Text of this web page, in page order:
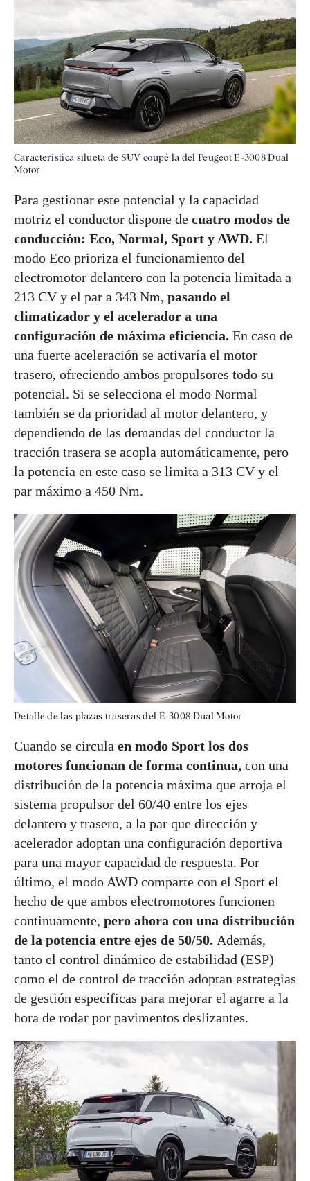
Característica silueta de SUV coupé la del Peugeot E-3008 Dual
Motor
Para gestionar este potencial y la capacidad
motriz el conductor dispone de cuatro modos de
conducción: Eco, Normal, Sport y AWD. El
modo Eco prioriza el funcionamiento del
electromotor delantero con la potencia limitada a
213 CV y el par a 343 Nm, pasando el
climatizador y el acelerador a una
configuración de máxima eficiencia. En caso de
una fuerte aceleración se activaría el motor
trasero, ofreciendo ambos propulsores todo su
potencial. Si se selecciona el modo Normal
también se da prioridad al motor delantero, y
dependiendo de las demandas del conductor la
tracción trasera se acopla automáticamente, pero
la potencia en este caso se limita a 313 CV y el
par máximo a 450 Nm.
Detalle de las plazas traseras del E-3008 Dual Motor
Cuando se circula en modo Sport los dos
motores funcionan de forma continua, con una
distribución de la potencia máxima que arroja el
sistema propulsor del 60/40 entre los ejes
delantero y trasero, a la par que dirección y
acelerador adoptan una configuración deportiva
para una mayor capacidad de respuesta. Por
último, el modo AWD comparte con el Sport el
hecho de que ambos electromotores funcionen
continuamente, pero ahora con una distribución
de la potencia entre ejes de 50/50. Además,
tanto el control dinámico de estabilidad (ESP)
como el de control de tracción adoptan estrategias
de gestión específicas para mejorar el agarre a la
hora de rodar por pavimentos deslizantes.